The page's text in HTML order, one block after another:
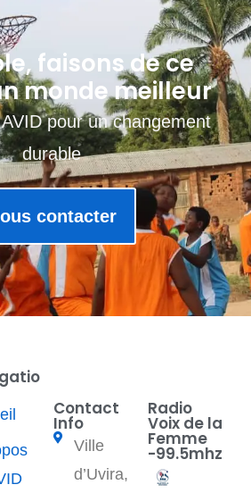
faisons de ce
monde meilleur
pour un changement
durable
contacter
Contact
Info
Ville
d’Uvira,
Radio
Voix de la
Femme
-99.5mhz